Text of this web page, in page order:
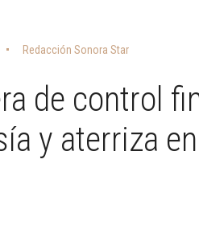
Redacción Sonora Star
de control
y aterriza